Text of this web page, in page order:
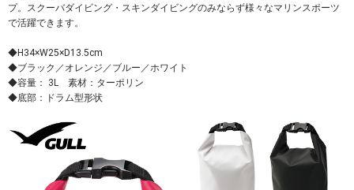
プ。スクーバダイビング・スキンダイビングのみならず様々なマリンスポーツ
で活躍できます。
◆H34×W25×D13.5cm
◆ブラック／オレンジ／ブルー／ホワイト
◆容量： 3L 素材：ターポリン
◆底部：ドラム型形状